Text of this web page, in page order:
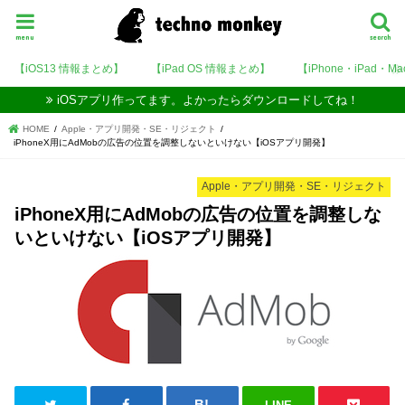
search
menu
【iOS13 情報まとめ】 【iPad OS 情報まとめ】 【iPhone・iPad・
iOSアプリ作ってます。よかったらダウンロードしてね！
HOME
Apple・アプリ開発・SE・リジェクト
iPhoneX用にAdMobの広告の位置を調整しないといけない【iOSアプリ開発】
Apple・アプリ開発・SE・リジェクト
iPhoneX用にAdMobの広告の位置を調整しな
いといけない【iOSアプリ開発】